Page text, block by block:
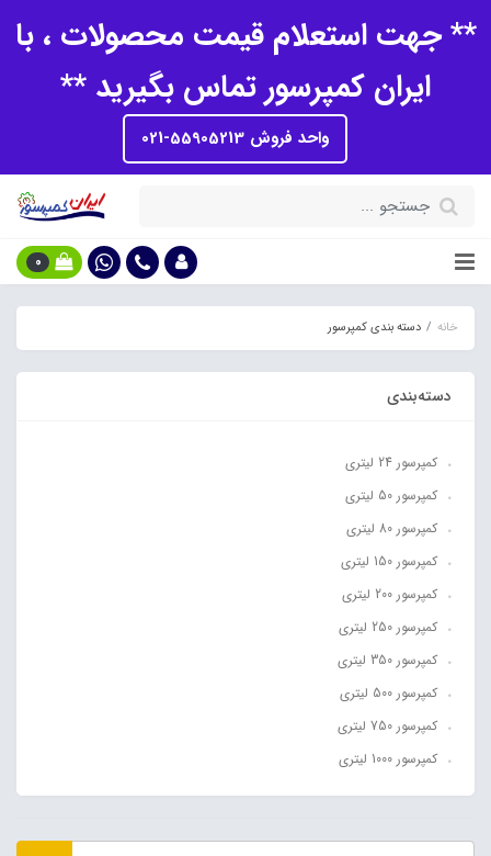
** جهت استعلام قیمت محصولات ، با
ایران کمپرسور تماس بگیرید **
واحد فروش 55905213-021
0
خانه دسته بندی کمپرسور
دسته‌بندی
کمپرسور 24 لیتری
کمپرسور 50 لیتری
کمپرسور 80 لیتری
کمپرسور 150 لیتری
کمپرسور 200 لیتری
کمپرسور 250 لیتری
کمپرسور 350 لیتری
کمپرسور 500 لیتری
کمپرسور 750 لیتری
کمپرسور 1000 لیتری